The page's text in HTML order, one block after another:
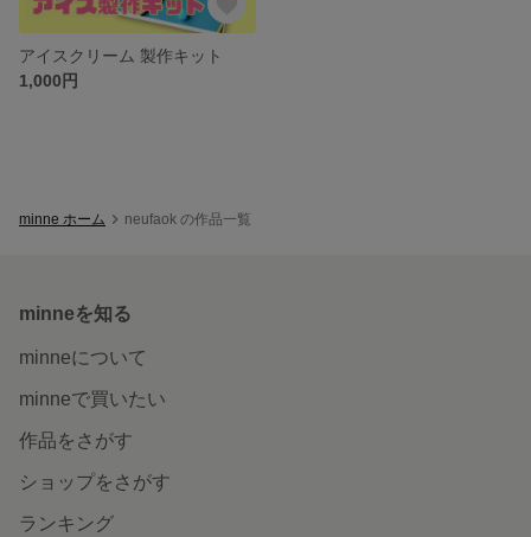
アイスクリーム 製作キット
1,000円
minne ホーム neufaok の作品一覧
minneを知る
minneについて
minneで買いたい
作品をさがす
ショップをさがす
ランキング